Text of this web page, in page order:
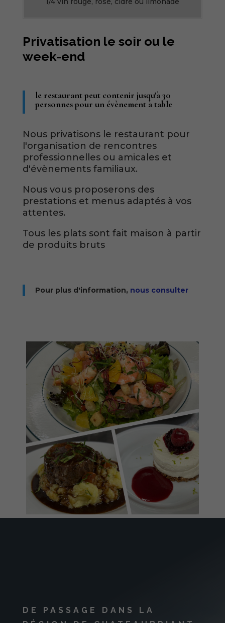
Privatisation le soir ou le
week-end
le restaurant peut contenir jusqu'à 30
personnes pour un évènement à table
Nous privatisons le restaurant pour
l'organisation de rencontres
professionnelles ou amicales et
d'évènements familiaux.
Nous vous proposerons des
prestations et menus adaptés à vos
attentes.
Tous les plats sont fait maison à partir
de produits bruts
Pour plus d'information, nousconsulter
DE PASSAGE DANS LA